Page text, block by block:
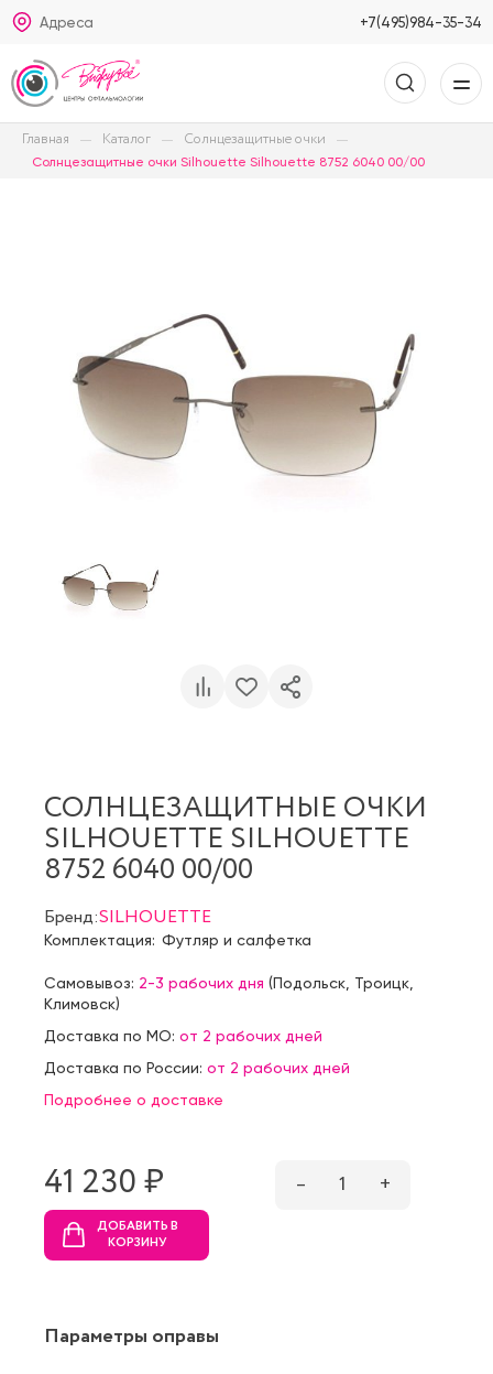
Адреса +7(495)984-35-34
Главная Каталог Солнцезащитные очки
Солнцезащитные очки Silhouette Silhouette 8752 6040 00/00
СОЛНЦЕЗАЩИТНЫЕ ОЧКИ
SILHOUETTE SILHOUETTE
8752 6040 00/00
Бренд:SILHOUETTE
Комплектация: Футляр и салфетка
Самовывоз: 2-3 рабочих дня (Подольск Троицк
Климовск)
Доставка по МО: от 2 рабочих дней
Доставка по России: от 2 рабочих дней
Подробнее о доставке
41 230 ₷ – 1 +
ДОБАВИТЬ В
КОРЗИНУ
Параметры оправы